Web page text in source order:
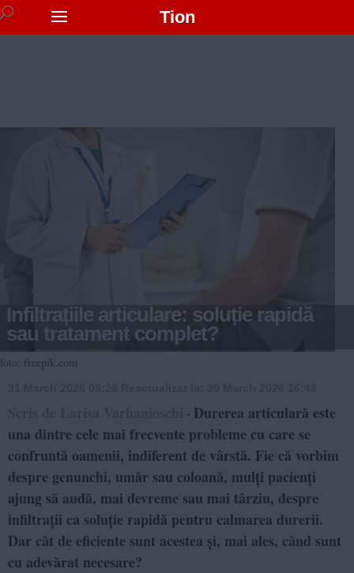
Tion
Infiltrațiile articulare: soluție rapidă
sau tratament complet?
foto: freepik.com
- Durerea articulară este
una dintre cele mai frecvente probleme cu care se
confruntă oamenii, indiferent de vârstă. Fie că vorbim
despre genunchi, umăr sau coloană, mulți pacienți
ajung să audă, mai devreme sau mai târziu, despre
infiltrații ca soluție rapidă pentru calmarea durerii.
Dar cât de eficiente sunt acestea și, mai ales, când sunt
cu adevărat necesare?